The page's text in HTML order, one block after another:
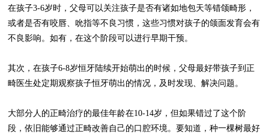
在孩子3-6岁时，父母可以关注孩子是否有诸如地包天等错颌畸形，
或者是否有咬唇、吮指等不良习惯，这些习惯对孩子的颌面发育会有
不良影响。如有，在这个阶段可以进行早期干预。
其次，在孩子6-8岁恒牙陆续开始萌出的时候，父母最好带孩子到正
畸医生处定期观察孩子恒牙萌出的情况，及时发现、解决问题。
大部分人的正畸治疗的最佳年龄在10-14岁，但如果错过了这个阶
段，依旧能够通过正畸改善自己的口腔环境。要知道，种一棵树最好